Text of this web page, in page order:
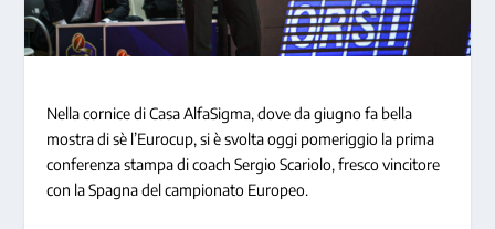
Nella cornice di Casa AlfaSigma, dove da giugno fa bella
mostra di sè l’Eurocup, si è svolta oggi pomeriggio la prima
conferenza stampa di coach Sergio Scariolo, fresco vincitore
con la Spagna del campionato Europeo.